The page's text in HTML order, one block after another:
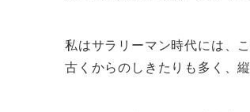
私はサラリーマン時代には、
古くからのしきたりも多く、